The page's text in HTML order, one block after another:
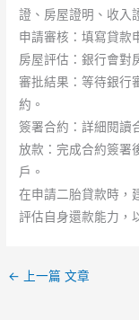
證、房屋證明、收入
申請審核：填寫貸款
房屋評估：銀行會對
審批結果：等待銀行
約。
簽署合約：詳細閱讀
放款：完成合約簽署
戶。
在申請二胎貸款時，
評估自身還款能力，
← 上一篇 文章